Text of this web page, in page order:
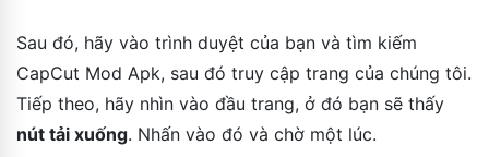
Sau đó, hãy vào trình duyệt của bạn và tìm kiếm
CapCut Mod Apk, sau đó truy cập trang của chúng tôi.
Tiếp theo, hãy nhìn vào đầu trang, ở đó bạn sẽ thấy
nút tải xuống. Nhấn vào đó và chờ một lúc.